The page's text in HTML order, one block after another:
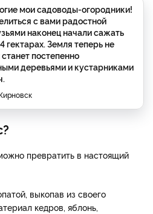
мои садоводы-огородники!
с вами радостной
наконец начали сажать
Земля теперь не
постепенно
деревьями и кустарниками
превратить в настоящий
выкопав из своего
кедров, яблонь,